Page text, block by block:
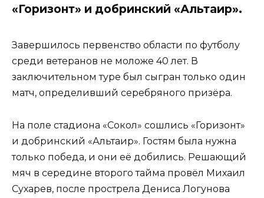
«Горизонт» и добринский «Альтаир».
Завершилось первенство области по футболу
среди ветеранов не моложе 40 лет. В
заключительном туре был сыгран только один
матч, определивший серебряного призёра.
На поле стадиона «Сокол» сошлись «Горизонт»
и добринский «Альтаир». Гостям была нужна
только победа, и они её добились. Решающий
мяч в середине второго тайма провёл Михаил
Сухарев, после прострела Дениса Логунова